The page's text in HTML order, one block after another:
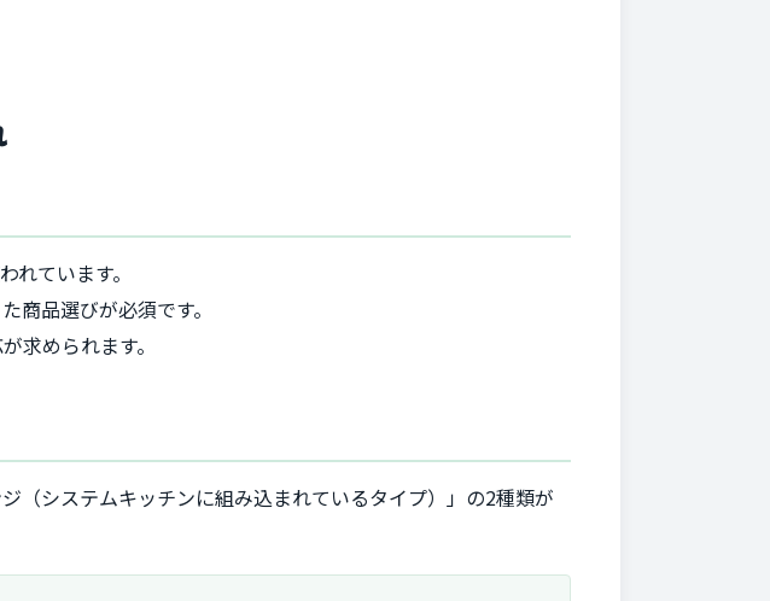
ています。
商品選びが必須です。
求められます。
（システムキッチンに組み込まれているタイプ）」の2種類が